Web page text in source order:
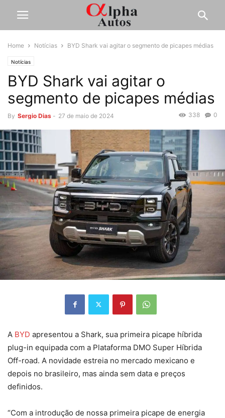
Home Notícias BYD Shark vai agitar o segmento de picapes médias
Notícias
BYD Shark vai agitar o
segmento de picapes médias
By Sergio Dias - 27 de maio de 2024 0
338
A BYD apresentou a Shark, sua primeira picape híbrida
plug-in equipada com a Plataforma DMO Super Híbrida
Off-road. A novidade estreia no mercado mexicano e
depois no brasileiro, mas ainda sem data e preços
definidos.
“Com a introdução de nossa primeira picape de energia